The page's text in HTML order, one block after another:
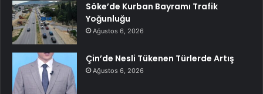
Söke’de Kurban Bayramı Trafik
Yoğunluğu
Ağustos 6, 2026
Çin’de Nesli Tükenen Türlerde Artış
Ağustos 6, 2026